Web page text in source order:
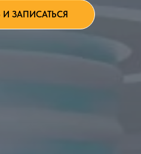
ЗАПИСАТЬСЯ